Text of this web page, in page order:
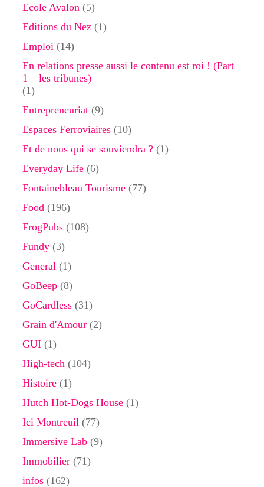
Ecole Avalon (5)
Editions du Nez (1)
Emploi (14)
En relations presse aussi le contenu est roi ! (Part
1 – les tribunes)
(1)
Entrepreneuriat (9)
Espaces Ferroviaires (10)
Et de nous qui se souviendra ? (1)
Everyday Life (6)
Fontainebleau Tourisme (77)
Food (196)
FrogPubs (108)
Fundy (3)
General (1)
GoBeep (8)
GoCardless (31)
Grain d'Amour (2)
GUI (1)
High-tech (104)
Histoire (1)
Hutch Hot-Dogs House (1)
Ici Montreuil (77)
Immersive Lab (9)
Immobilier (71)
infos (162)